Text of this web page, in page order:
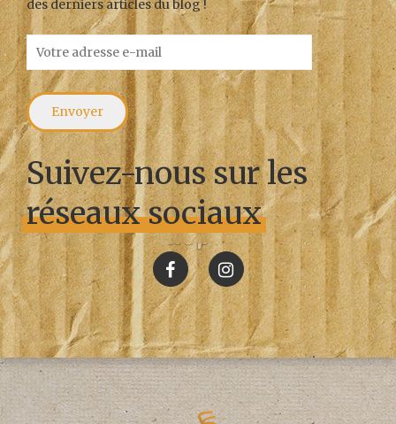
des derniers articles du blog !
Suivez-nous sur les
réseaux sociaux